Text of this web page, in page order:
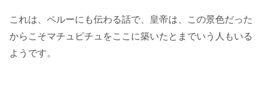
これは、ペルーにも伝わる話で、皇帝は、この景色だった
からこそマチュピチュをここに築いたとまでいう人もいる
ようです。